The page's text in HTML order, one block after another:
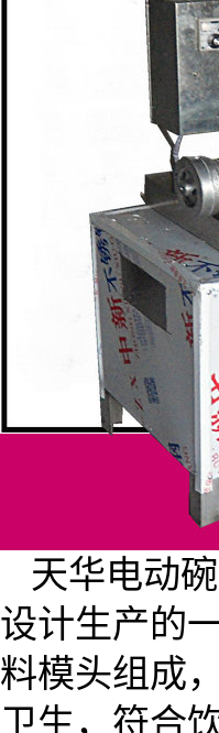
天华电动
设计生产的
料模头组成
卫生，符合